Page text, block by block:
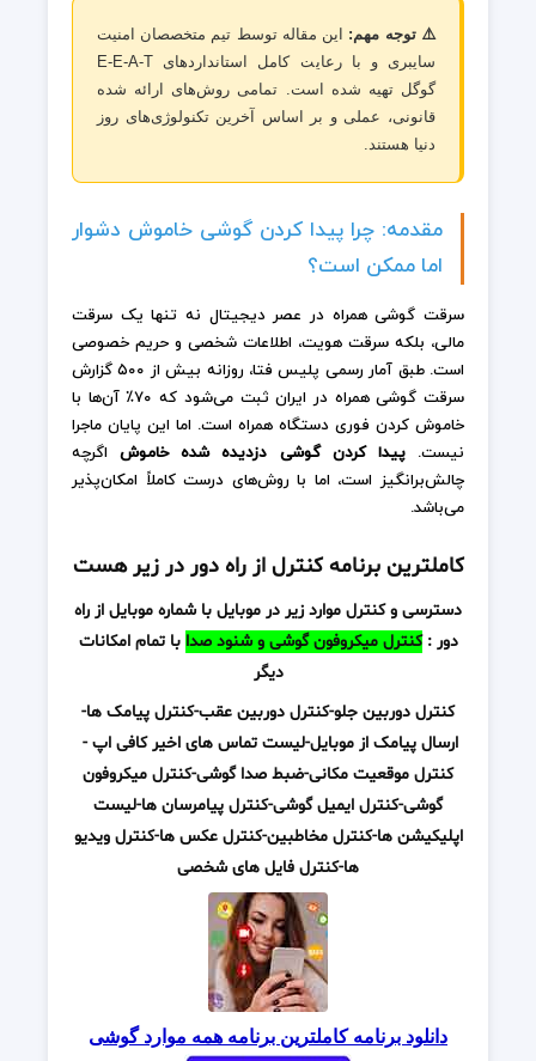
⚠️ توجه مهم: این مقاله توسط تیم متخصصان امنیت
سایبری و با رعایت کامل استانداردهای E-E-A-T
گوگل تهیه شده است. تمامی روش‌های ارائه شده
قانونی، عملی و بر اساس آخرین تکنولوژی‌های روز
دنیا هستند.
مقدمه: چرا پیدا کردن گوشی خاموش دشوار
اما ممکن است؟
سرقت گوشی همراه در عصر دیجیتال نه تنها یک سرقت
مالی، بلکه سرقت هویت، اطلاعات شخصی و حریم خصوصی
است. طبق آمار رسمی پلیس فتا، روزانه بیش از ۵۰۰ گزارش
سرقت گوشی همراه در ایران ثبت می‌شود که ۷۰٪ آن‌ها با
خاموش کردن فوری دستگاه همراه است. اما این پایان ماجرا
نیست.پیدا کردن گوشی دزدیده شده خاموشاگرچه
چالش‌برانگیز است، اما با روش‌های درست کاملاً امکان‌پذیر
می‌باشد.
کاملترین برنامه کنترل از راه دور در زیر هست
دسترسی و کنترل موارد زیر در موبایل با شماره موبایل از راه
دور :کنترل میکروفون گوشی و شنود صدا با تمام امکانات
دیگر
کنترل دوربین جلو-کنترل دوربین عقب-کنترل پیامک ها-
ارسال پیامک از موبایل-لیست تماس های اخیر کافی اپ - ​
کنترل موقعیت مکانی-ضبط صدا گوشی-کنترل میکروفون
گوشی-کنترل ایمیل گوشی-کنترل پیامرسان ها-لیست
اپلیکیشن ها-کنترل مخاطبین-کنترل عکس ها-کنترل ویدیو
ها-کنترل فایل های شخصی
دانلود برنامه کاملترین برنامه همه موارد گوشی